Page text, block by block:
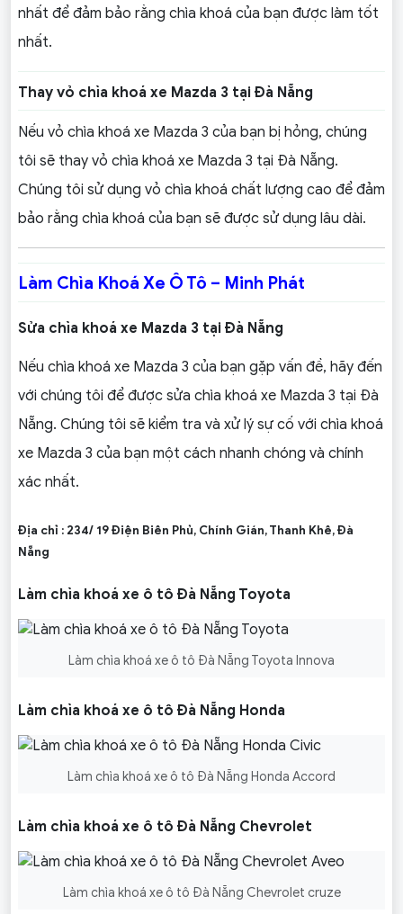
nhất để đảm bảo rằng chìa khoá của bạn được làm tốt
nhất.
Thay vỏ chìa khoá xe Mazda 3 tại Đà Nẵng
Nếu vỏ chìa khoá xe Mazda 3 của bạn bị hỏng, chúng
tôi sẽ thay vỏ chìa khoá xe Mazda 3 tại Đà Nẵng.
Chúng tôi sử dụng vỏ chìa khoá chất lượng cao để đảm
bảo rằng chìa khoá của bạn sẽ được sử dụng lâu dài.
Làm Chìa Khoá Xe Ô Tô – Minh Phát
Sửa chìa khoá xe Mazda 3 tại Đà Nẵng
Nếu chìa khoá xe Mazda 3 của bạn gặp vấn đề, hãy đến
với chúng tôi để được sửa chìa khoá xe Mazda 3 tại Đà
Nẵng. Chúng tôi sẽ kiểm tra và xử lý sự cố với chìa khoá
xe Mazda 3 của bạn một cách nhanh chóng và chính
xác nhất.
Địa chỉ : 234/ 19 Điện Biên Phủ, Chính Gián, Thanh Khê, Đà
Nẵng
Làm chìa khoá xe ô tô Đà Nẵng Toyota
Làm chìa khoá xe ô tô Đà Nẵng Toyota Innova
Làm chìa khoá xe ô tô Đà Nẵng Honda
Làm chìa khoá xe ô tô Đà Nẵng Honda Accord
Làm chìa khoá xe ô tô Đà Nẵng Chevrolet
Làm chìa khoá xe ô tô Đà Nẵng Chevrolet cruze